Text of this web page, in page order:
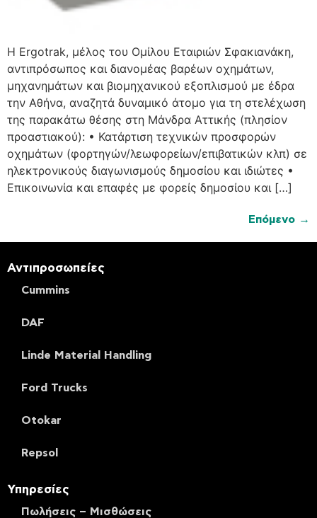
H Ergotrak, μέλος του Ομίλου Εταιριών Σφακιανάκη,
αντιπρόσωπος και διανομέας βαρέων οχημάτων,
μηχανημάτων και βιομηχανικού εξοπλισμού με έδρα
την Αθήνα, αναζητά δυναμικό άτομο για τη στελέχωση
της παρακάτω θέσης στη Μάνδρα Αττικής (πλησίον
προαστιακού): • Κατάρτιση τεχνικών προσφορών
οχημάτων (φορτηγών/λεωφορείων/επιβατικών κλπ) σε
ηλεκτρονικούς διαγωνισμούς δημοσίου και ιδιώτες •
Επικοινωνία και επαφές με φορείς δημοσίου και […]
Επόμενο →
Αντιπροσωπείες
Cummins
DAF
Linde Material Handling
Ford Trucks
Otokar
Repsol
Υπηρεσίες
Πωλήσεις – Μισθώσεις